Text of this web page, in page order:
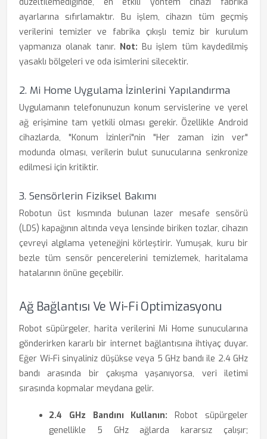
ayarlarına sıfırlamaktır. Bu işlem, cihazın tüm geçmiş
verilerini temizler ve fabrika çıkışlı temiz bir kurulum
yapmanıza olanak tanır. Not: Bu işlem tüm kaydedilmiş
yasaklı bölgeleri ve oda isimlerini silecektir.
2. Mi Home Uygulama İzinlerini Yapılandırma
Uygulamanın telefonunuzun konum servislerine ve yerel
ağ erişimine tam yetkili olması gerekir. Özellikle Android
cihazlarda, "Konum İzinleri"nin "Her zaman izin ver"
modunda olması, verilerin bulut sunucularına senkronize
edilmesi için kritiktir.
3. Sensörlerin Fiziksel Bakımı
Robotun üst kısmında bulunan lazer mesafe sensörü
(LDS) kapağının altında veya lensinde biriken tozlar, cihazın
çevreyi algılama yeteneğini körleştirir. Yumuşak, kuru bir
bezle tüm sensör pencerelerini temizlemek, haritalama
hatalarının önüne geçebilir.
Ağ Bağlantısı Ve Wi-Fi Optimizasyonu
Robot süpürgeler, harita verilerini Mi Home sunucularına
gönderirken kararlı bir internet bağlantısına ihtiyaç duyar.
Eğer Wi-Fi sinyaliniz düşükse veya 5 GHz bandı ile 2.4 GHz
bandı arasında bir çakışma yaşanıyorsa, veri iletimi
sırasında kopmalar meydana gelir.
2.4 GHz Bandını Kullanın: Robot süpürgeler
genellikle 5 GHz ağlarda kararsız çalışır;